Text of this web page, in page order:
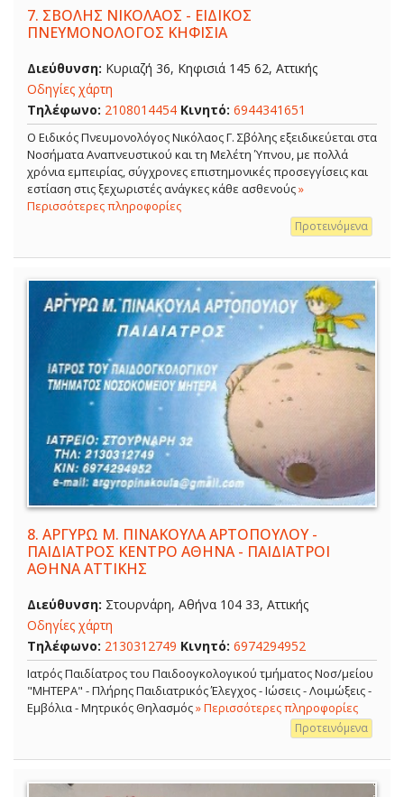
7. ΣΒΟΛΗΣ ΝΙΚΟΛΑΟΣ - ΕΙΔΙΚΟΣ
ΠΝΕΥΜΟΝΟΛΟΓΟΣ ΚΗΦΙΣΙΑ
Διεύθυνση: Κυριαζή 36, Κηφισιά 145 62, Αττικής
Οδηγίες χάρτη
Τηλέφωνο: 2108014454 Κινητό: 6944341651
O Ειδικός Πνευμονολόγος Νικόλαος Γ. Σβόλης εξειδικεύεται στα
Νοσήματα Αναπνευστικού και τη Μελέτη Ύπνου, με πολλά
χρόνια εμπειρίας, σύγχρονες επιστημονικές προσεγγίσεις και
εστίαση στις ξεχωριστές ανάγκες κάθε ασθενούς»
Περισσότερες πληροφορίες
Προτεινόμενα
8. ΑΡΓΥΡΩ Μ. ΠΙΝΑΚΟΥΛΑ ΑΡΤΟΠΟΥΛΟΥ -
ΠΑΙΔΙΑΤΡΟΣ ΚΕΝΤΡΟ ΑΘΗΝΑ - ΠΑΙΔΙΑΤΡΟΙ
ΑΘΗΝΑ ΑΤΤΙΚΗΣ
Διεύθυνση: Στουρνάρη, Αθήνα 104 33, Αττικής
Οδηγίες χάρτη
Τηλέφωνο: 2130312749 Κινητό: 6974294952
Ιατρός Παιδίατρος του Παιδοογκολογικού τμήματος Νοσ/μείου
"ΜΗΤΕΡΑ" - Πλήρης Παιδιατρικός Έλεγχος - Ιώσεις - Λοιμώξεις -
Εμβόλια - Μητρικός Θηλασμός» Περισσότερες πληροφορίες
Προτεινόμενα